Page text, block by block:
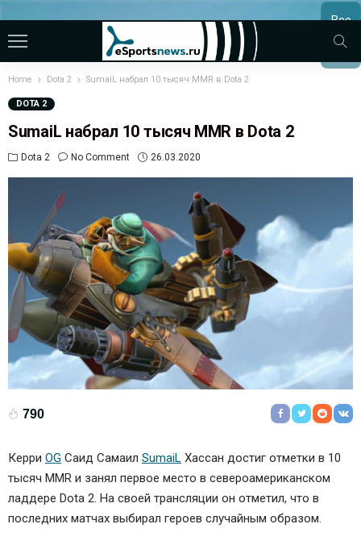
Все
МАТЧИ
Home Dota 2 SumaiL набрал 10 тысяч MMR в Dota 2
DOTA 2
SumaiL набрал 10 тысяч MMR в Dota 2
Dota 2 No Comment 26.03.2020
790
Керри OG Саид Самаил SumaiL Хассан достиг отметки в 10
тысяч MMR и занял первое место в североамериканском
ладдере Dota 2. На своей трансляции он отметил, что в
последних матчах выбирал героев случайным образом.